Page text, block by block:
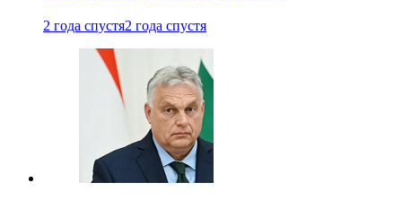
2 года спустя2 года спустя